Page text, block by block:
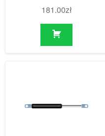
181.00zł